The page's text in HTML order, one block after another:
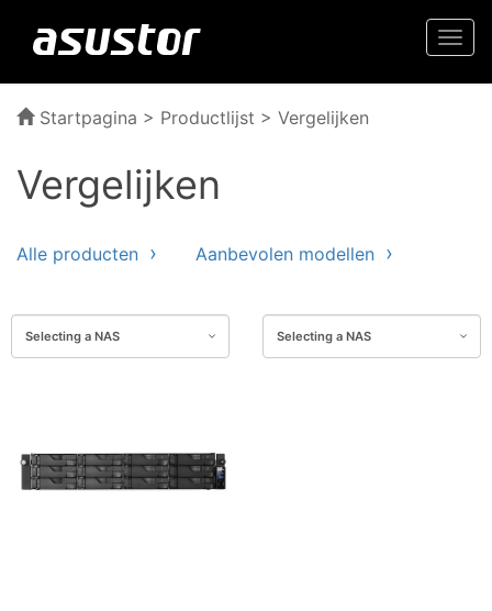
Startpagina > Productlijst > Vergelijken
Vergelijken
Alle producten Aanbevolen modellen